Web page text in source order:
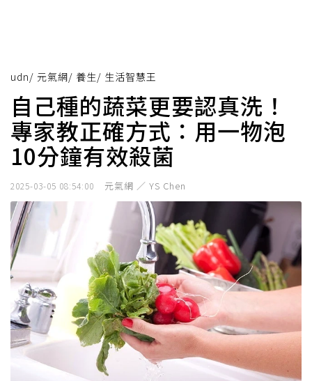
udn/ 元氣網/ 養生/ 生活智慧王
自己種的蔬菜更要認真洗！
專家教正確方式：用一物泡
10分鐘有效殺菌
2025-03-05 08:54:00 元氣網 ／ YS Chen